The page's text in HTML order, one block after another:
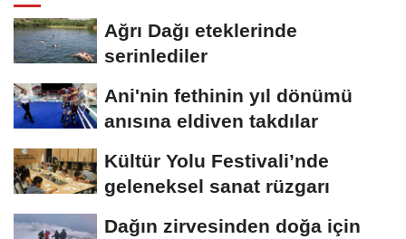
Ağrı Dağı eteklerinde
serinlediler
Ani'nin fethinin yıl dönümü
anısına eldiven takdılar
Kültür Yolu Festivali’nde
geleneksel sanat rüzgarı
Dağın zirvesinden doğa için